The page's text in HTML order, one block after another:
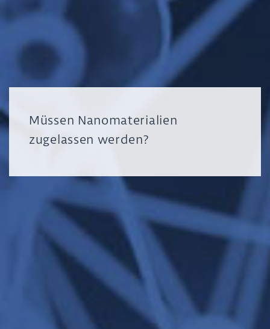
Müssen Nanomaterialien
zugelassen werden?